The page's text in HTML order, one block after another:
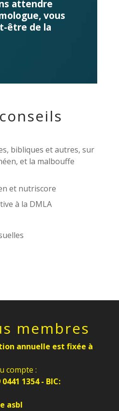
attendre
vous
être de la
bibliques et autres, sur
et la malbouffe
et nutriscore
à la DMLA
membres
annuelle est fixée à
compte :
0441 1354 - BIC:
asbl